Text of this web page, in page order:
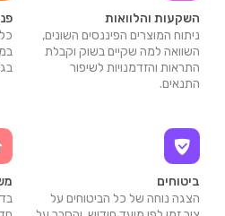
השקעות והלוואות
ניתוח המוצרים הפיננסים השונים,
השוואה למה שקיים בשוק וקבלת
התראות והזדמנויות לשיפור
התנאים.
ביטוחים
הצגה נוחה של כל הביטוחים על